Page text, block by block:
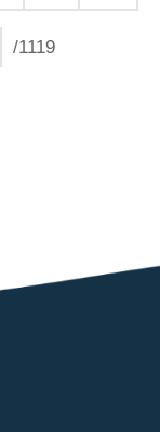
/1119